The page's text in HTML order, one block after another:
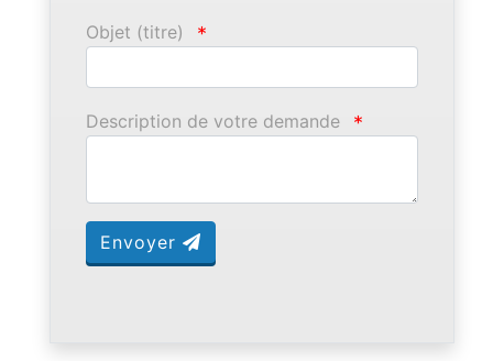
Objet (titre) *
Description de votre demande *
Envoyer